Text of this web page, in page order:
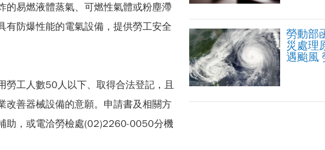
的易燃液體蒸氣、可燃性氣體或粉塵滯
有防爆性能的電氣設備，提供勞工安全
勞工人數50人以下、取得合法登記，且
改善器械設備的意願。申請書及相關方
助，或電洽勞檢處(02)2260-0050分機
勞動部
災處理
遇颱風